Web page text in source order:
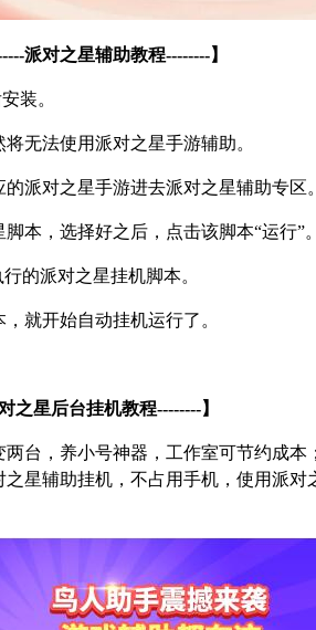
派对之星辅助教程--------】
装。
无法使用派对之星手游辅助。
派对之星手游进去派对之星辅助专区
本，选择好之后，点击该脚本“运行”
的派对之星挂机脚本。
就开始自动挂机运行了。
之星后台挂机教程--------】
台，养小号神器，工作室可节约成
星辅助挂机，不占用手机，使用派对